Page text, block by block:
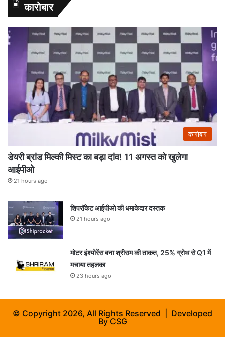
कारोबार
कारोबार
डेयरी ब्रांड मिल्की मिस्ट का बड़ा दांव! 11 अगस्त को खुलेगा
आईपीओ
21 hours ago
शिपरॉकेट आईपीओ की धमाकेदार दस्तक
21 hours ago
मोटर इंश्योरेंस बना श्रीराम की ताकत, 25% ग्रोथ से Q1 में
मचाया तहलका
23 hours ago
© Copyright 2026, All Rights Reserved | Developed
ByCSG